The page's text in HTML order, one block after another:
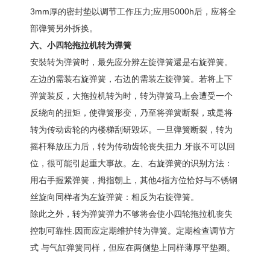
3mm厚的密封垫以调节工作压力;应用5000h后，应将全
部弹簧另外拆换。
六、小四轮拖拉机转为弹簧
安裝转为弹簧时，最先应分辨左旋弹簧還是右旋弹簧。
左边的需装右旋弹簧，右边的需装左旋弹簧。若将上下
弹簧装反，大拖拉机转为时，转为弹簧马上会遭受一个
反绕向的扭矩，使弹簧形变，乃至将弹簧断裂，或是将
转为传动齿轮的内楼梯刮研毁坏。一旦弹簧断裂，转为
摇杆释放压力后，转为传动齿轮丧失扭力.牙嵌不可以回
位，很可能引起重大事故。左、右旋弹簧的识别方法：
用右手握紧弹簧，拇指朝上，其他4指方位恰好与不锈钢
丝旋向同样者为左旋弹簧：相反为右旋弹簧。
除此之外，转为弹簧弹力不够将会使小四轮拖拉机丧失
控制可靠性.因而应定期维护转为弹簧。定期检查调节方
式 与气缸弹簧同样，但应在两侧垫上同样薄厚平垫圈。